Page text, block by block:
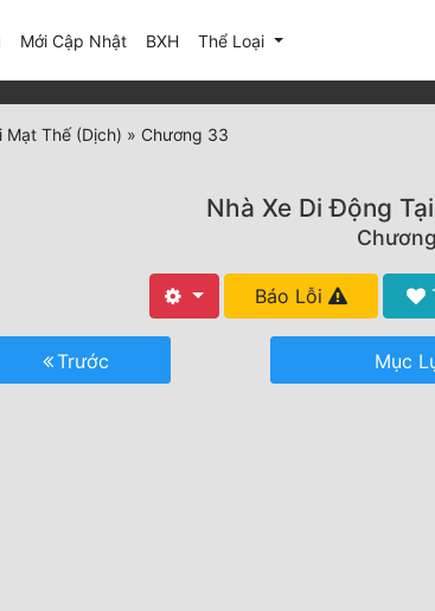
Mới Cập Nhật(current)
BXH Thể Loại
Mạt Thế (Dịch) » Chương 33
Nhà Xe Di Động
Báo Lỗi
Trước Mục